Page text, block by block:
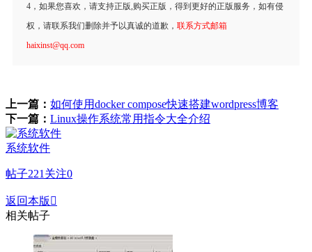
4，如果您喜欢，请支持正版,购买正版，得到更好的正版服务，如有侵
权，请联系我们删除并予以真诚的道歉， 联系方式邮箱
haixinst@qq.com
上一篇： 如何使用docker compose快速搭建wordpress博客
下一篇： Linux操作系统常用指令大全介绍
系统软件
帖子221 关注0
返回本版 
相关帖子